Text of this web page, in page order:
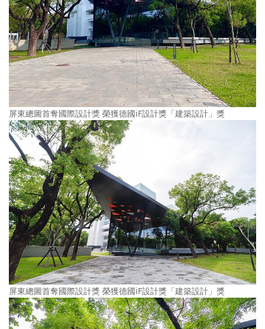
屏東總圖首奪國際設計獎 榮獲德國iF設計獎「建築設計」獎
屏東總圖首奪國際設計獎 榮獲德國iF設計獎「建築設計」獎